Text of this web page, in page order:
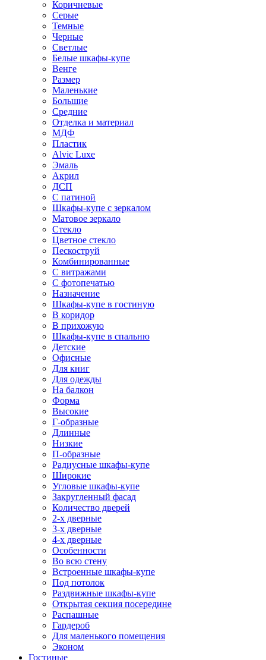
Коричневые
Серые
Темные
Черные
Светлые
Белые шкафы-купе
Венге
Размер
Маленькие
Большие
Средние
Отделка и материал
МДФ
Пластик
Alvic Luxe
Эмаль
Акрил
ДСП
С патиной
Шкафы-купе с зеркалом
Матовое зеркало
Стекло
Цветное стекло
Пескоструй
Комбинированные
С витражами
С фотопечатью
Назначение
Шкафы-купе в гостиную
В коридор
В прихожую
Шкафы-купе в спальню
Детские
Офисные
Для книг
Для одежды
На балкон
Форма
Высокие
Г-образные
Длинные
Низкие
П-образные
Радиусные шкафы-купе
Широкие
Угловые шкафы-купе
Закругленный фасад
Количество дверей
2-х дверные
3-х дверные
4-х дверные
Особенности
Во всю стену
Встроенные шкафы-купе
Под потолок
Раздвижные шкафы-купе
Открытая секция посередине
Распашные
Гардероб
Для маленького помещения
Эконом
Гостиные